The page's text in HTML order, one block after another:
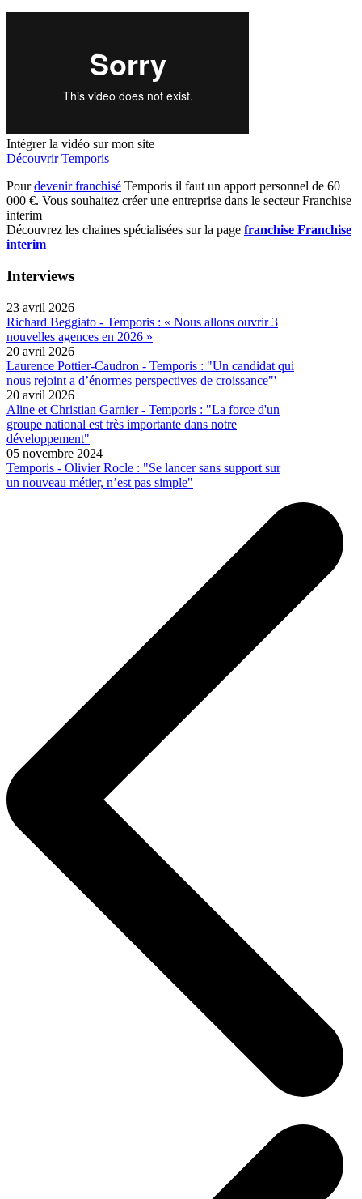
Intégrer la vidéo sur mon site
Découvrir Temporis
Pourdevenir franchisé Temporis il faut un apport personnel de 60
000 €. Vous souhaitez créer une entreprise dans le secteur Franchise
interim
Découvrez les chaines spécialisées sur la page franchise Franchise
interim
Interviews
23 avril 2026
Richard Beggiato - Temporis : « Nous allons ouvrir 3
nouvelles agences en 2026 »
20 avril 2026
Laurence Pottier-Caudron - Temporis : "Un candidat qui
nous rejoint a d’énormes perspectives de croissance"'
20 avril 2026
Aline et Christian Garnier - Temporis : "La force d'un
groupe national est très importante dans notre
développement"
05 novembre 2024
Temporis - Olivier Rocle : "Se lancer sans support sur
un nouveau métier, n’est pas simple"